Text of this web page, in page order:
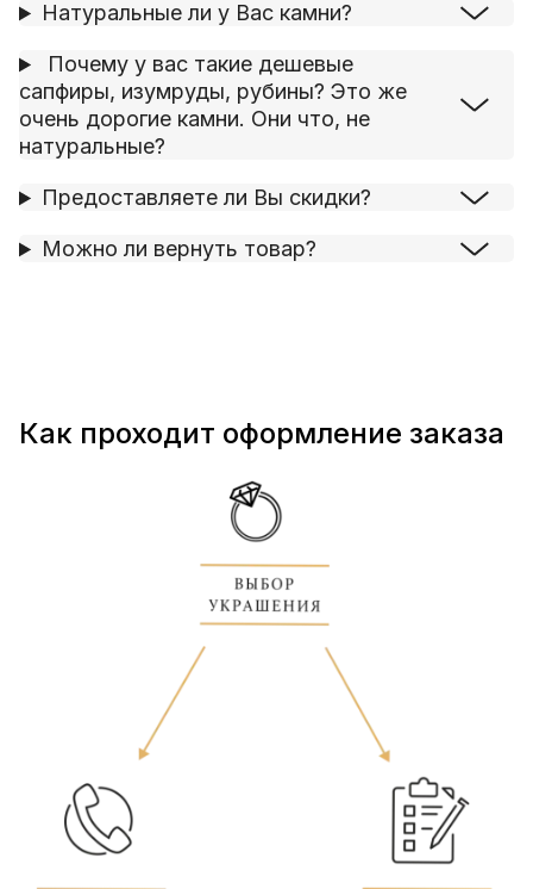
Натуральные ли у Вас камни?
Почему у вас такие дешевые
сапфиры, изумруды, рубины? Это же
очень дорогие камни. Они что, не
натуральные?
Предоставляете ли Вы скидки?
Можно ли вернуть товар?
Как проходит оформление заказа